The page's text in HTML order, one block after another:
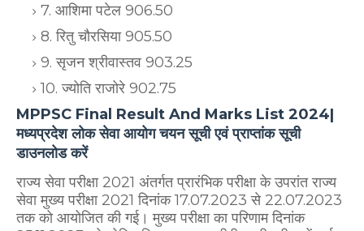
7. आशिमा पटेल 906.50
8. रितु चौरसिया 905.50
9. सृजन श्रीवास्तव 903.25
10. ज्योति राजोरे 902.75
MPPSC Final Result And Marks List 2024|
मध्यप्रदेश लोक सेवा आयोग चयन सूची एवं प्राप्तांक सूची
डाउनलोड करें
राज्य सेवा परीक्षा 2021 अंतर्गत प्रारंभिक परीक्षा के उपरांत राज्य
सेवा मुख्य परीक्षा 2021 दिनांक 17.07.2023 से 22.07.2023
तक को आयोजित की गई। मुख्य परीक्षा का परिणाम दिनांक